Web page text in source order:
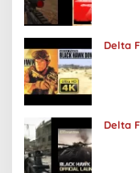
Delta
Delta